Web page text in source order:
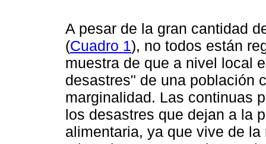
A pesar de la gran cantidad
(Cuadro 1), no todos están
muestra de que a nivel local
desastres" de una población
marginalidad. Las continuas
los desastres que dejan a la
alimentaria, ya que vive de